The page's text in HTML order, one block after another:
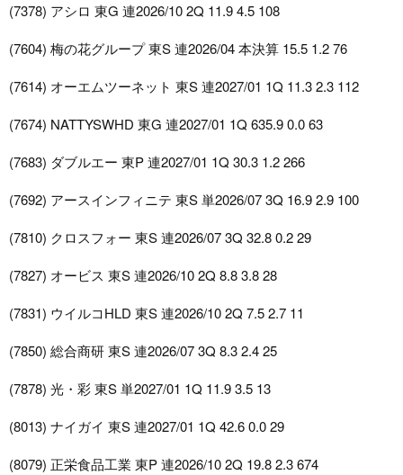
(7378) アシロ 東G 連2026/10 2Q 11.9 4.5 108
(7604) 梅の花グループ 東S 連2026/04 本決算 15.5 1.2 76
(7614) オーエムツーネット 東S 連2027/01 1Q 11.3 2.3 112
(7674) NATTYSWHD 東G 連2027/01 1Q 635.9 0.0 63
(7683) ダブルエー 東P 連2027/01 1Q 30.3 1.2 266
(7692) アースインフィニテ 東S 単2026/07 3Q 16.9 2.9 100
(7810) クロスフォー 東S 連2026/07 3Q 32.8 0.2 29
(7827) オービス 東S 連2026/10 2Q 8.8 3.8 28
(7831) ウイルコHLD 東S 連2026/10 2Q 7.5 2.7 11
(7850) 総合商研 東S 連2026/07 3Q 8.3 2.4 25
(7878) 光・彩 東S 単2027/01 1Q 11.9 3.5 13
(8013) ナイガイ 東S 連2027/01 1Q 42.6 0.0 29
(8079) 正栄食品工業 東P 連2026/10 2Q 19.8 2.3 674